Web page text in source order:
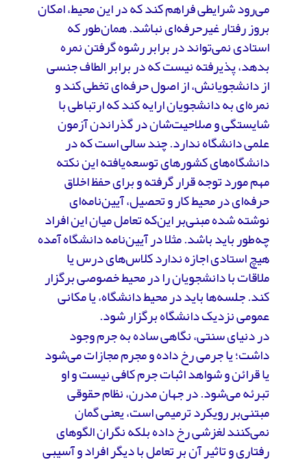
می‌رود شرایطی فراهم کند که در این محیط، امکان
بروز رفتار غیرحرفه‌ای نباشد. همان‌طور که
استادی نمی‌تواند در برابر رشوه گرفتن نمره
بدهد، پذیرفته نیست که در برابر الطاف جنسی
از دانشجویانش، از اصول حرفه‌ای تخطی کند و
نمره‌ای به دانشجویان ارایه کند که ارتباطی با
شایستگی و صلاحیت‌شان در گذراندن آزمون
علمی دانشگاه ندارد. چند سالی است که در
دانشگاه‌های کشورهای توسعه‌یافته این نکته
مهم مورد توجه قرار گرفته و برای حفظ اخلاق
حرفه‌ای در محیط کار و تحصیل، آیین‌نامه‌ای
نوشته شده مبنی‌بر این‌که تعامل میان این افراد
چه‌طور باید باشد. مثلا در آیین‌نامه دانشگاه آمده
هیچ استادی اجازه ندارد کلاس‌های درس یا
ملاقات با دانشجویان را در محیط خصوصی برگزار
کند. جلسه‌ها باید در محیط دانشگاه، یا مکانی
عمومی نزدیک دانشگاه برگزار شود.
در دنیای سنتی، نگاهی ساده به جرم وجود
داشت؛ یا جرمی رخ داده و مجرم مجازات می‌شود
یا قرائن و شواهد اثبات جرم کافی نیست و او
تبرئه می‌شود. در جهان مدرن، نظام حقوقی
مبتنی‌بر رویکرد ترمیمی است، یعنی گمان
نمی‌کنند لغزشی رخ داده بلکه نگران الگوهای
رفتاری و تاثیر آن بر تعامل با دیگر افراد و آسیبی